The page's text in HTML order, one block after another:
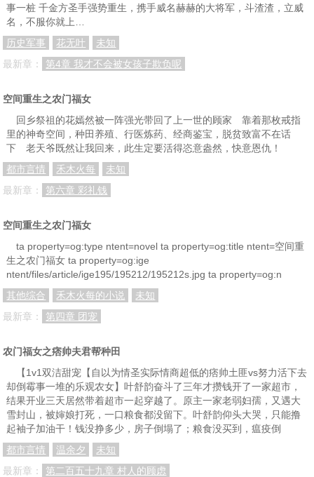
事一桩 千金方圣手强势重生，携手威名赫赫的大将军，斗渣渣，立威
名，不服你就上…
历史军事
花无叶
未知
最新章：
第4章 我才不会被女孩子欺负呢
空间重生之农门福女
回乡祭祖的花嫣然被一阵强光带回了上一世的顾家 靠着那枚戒指
里的神奇空间，种田养殖、行医炼药、经商鉴宝，脱贫致富不在话
下 老天爷既然让我回来，此生定要活得恣意盎然，快意恩仇！
都市言情
禾木火每
未知
最新章：
第六章 彩礼钱
空间重生之农门福女
ta property=og:type ntent=novel ta property=og:title ntent=空间重
生之农门福女 ta property=og:ige
ntent/files/article/ige195/195212/195212s.jpg ta property=og:n
其他综合
禾木火每的小说
未知
最新章：
第四章 团宠
农门福女之痞帅夫君帮种田
【1v1双洁甜宠【自以为情圣实际情商超低的痞帅土匪vs努力活下去
却倒霉事一堆的乐观农女】叶舒韵奋斗了三年才攒钱开了一家超市，
结果开业三天居然带着超市一起穿越了。原主一家老弱妇孺，又遇大
雪封山，被婶娘打死，一口粮食都没留下。叶舒韵仰头大哭，只能撸
起袖子加油干！钱没挣多少，房子倒塌了；粮食没买到，瘟疫倒
都市言情
温余夕
未知
最新章：
第二百五十九章 村人的顾虑